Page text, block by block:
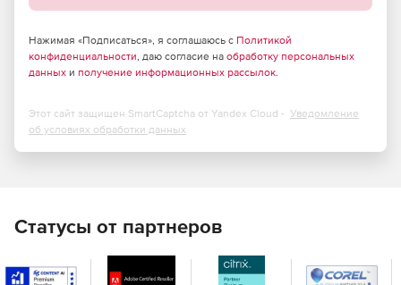
Нажимая «Подписаться», я соглашаюсь с Политикой
конфиденциальности, даю согласие на обработку персональных
данных и получение информационных рассылок.
Этот сайт защищен SmartCaptcha от Yandex Cloud - Уведомление
об условиях обработки данных
Статусы от партнеров